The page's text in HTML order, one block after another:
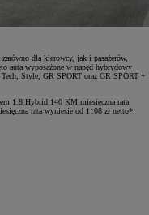
dla kierowcy, jak i pasażerów,
auta wyposażone w napęd hybrydowy
Style, GR SPORT oraz GR SPORT +
1.8 Hybrid 140 KM miesięczna rata
rata wyniesie od 1108 zł netto*.